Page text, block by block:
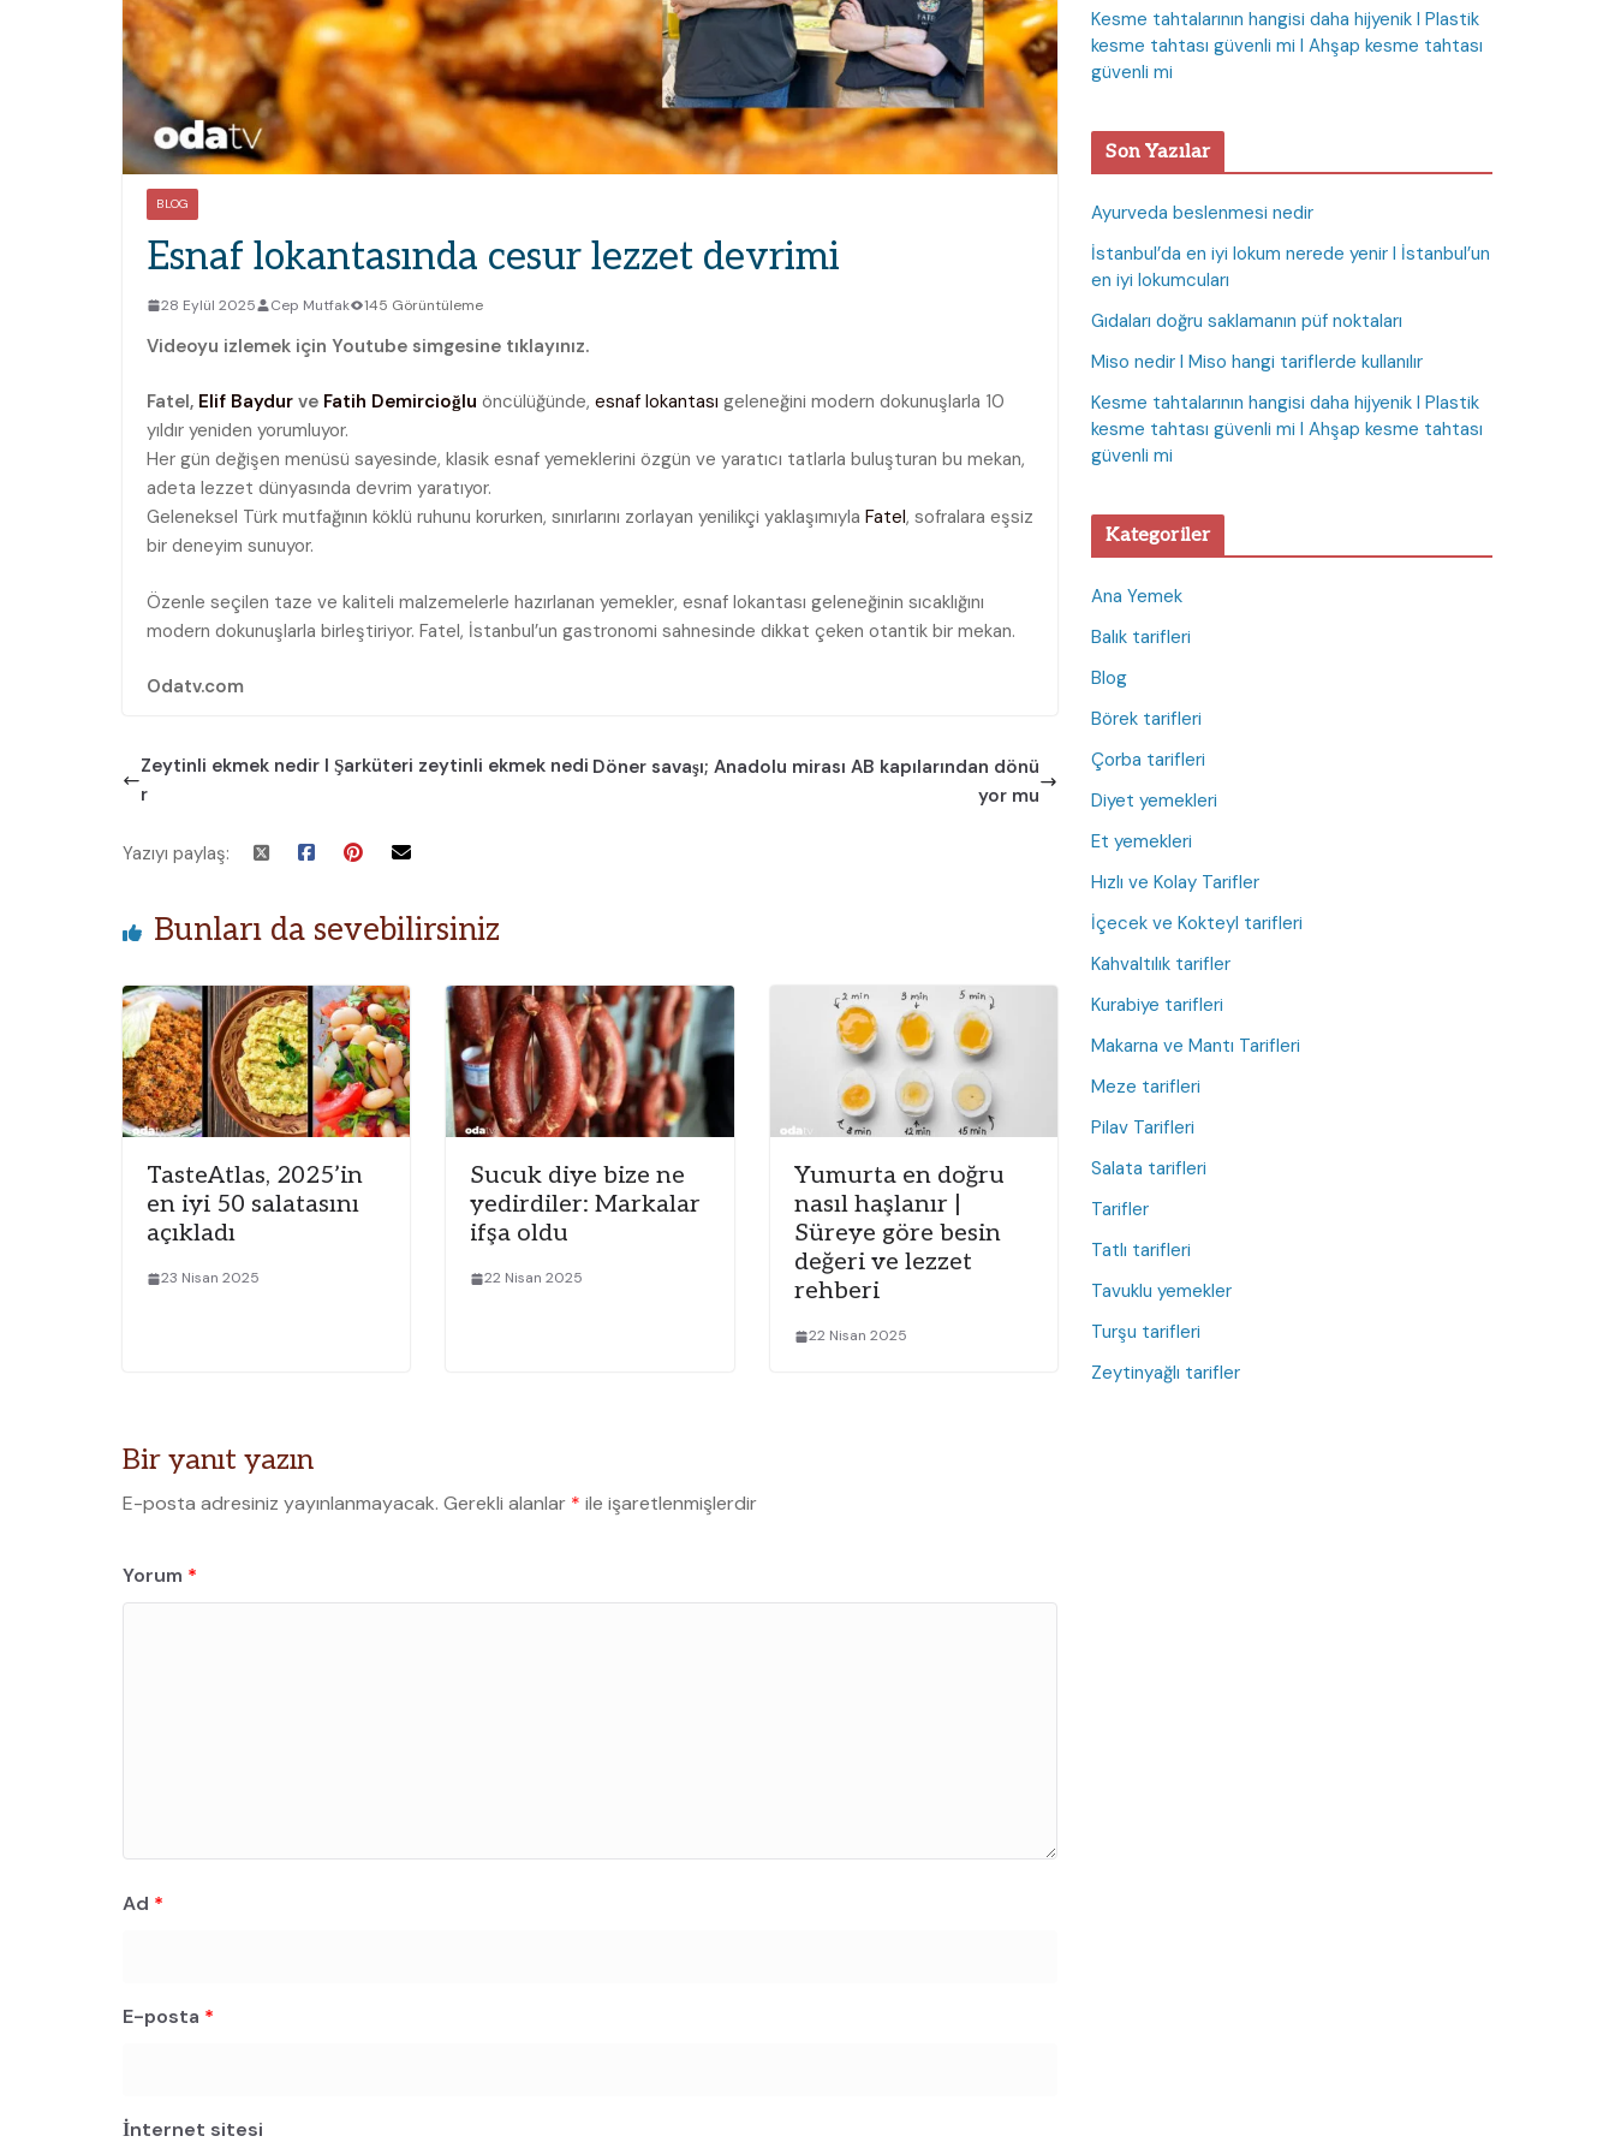
BLOG
Esnaf lokantasında cesur lezzet devrimi
28 Eylül 2025 Cep Mutfak 145 Görüntüleme
Videoyu izlemek için Youtube simgesine tıklayınız.
Fatel, Elif Baydur ve Fatih Demircioğlu öncülüğünde, esnaf lokantası geleneğini modern dokunuşlarla 10
yıldır yeniden yorumluyor.
Her gün değişen menüsü sayesinde, klasik esnaf yemeklerini özgün ve yaratıcı tatlarla buluşturan bu mekan,
adeta lezzet dünyasında devrim yaratıyor.
Geleneksel Türk mutfağının köklü ruhunu korurken, sınırlarını zorlayan yenilikçi yaklaşımıyla Fatel, sofralara eşsiz
bir deneyim sunuyor.
Özenle seçilen taze ve kaliteli malzemelerle hazırlanan yemekler, esnaf lokantası geleneğinin sıcaklığını
modern dokunuşlarla birleştiriyor. Fatel, İstanbul’un gastronomi sahnesinde dikkat çeken otantik bir mekan.
Odatv.com
Zeytinli ekmek nedir I Şarküteri zeytinli ekmek nedi
r
Döner savaşı; Anadolu mirası AB kapılarından dönü
yor mu
Yazıyı paylaş:
Bunları da sevebilirsiniz
TasteAtlas, 2025’in
en iyi 50 salatasını
açıkladı
23 Nisan 2025
Sucuk diye bize ne
yedirdiler: Markalar
ifşa oldu
22 Nisan 2025
Yumurta en doğru
nasıl haşlanır |
Süreye göre besin
değeri ve lezzet
rehberi
22 Nisan 2025
Bir yanıt yazın
E-posta adresiniz yayınlanmayacak. Gerekli alanlar * ile işaretlenmişlerdir
Yorum *
Ad *
E-posta *
İnternet sitesi
Kesme tahtalarının hangisi daha hijyenik I Plastik
kesme tahtası güvenli mi I Ahşap kesme tahtası
güvenli mi
Son Yazılar
Ayurveda beslenmesi nedir
İstanbul’da en iyi lokum nerede yenir I İstanbul’un
en iyi lokumcuları
Gıdaları doğru saklamanın püf noktaları
Miso nedir I Miso hangi tariflerde kullanılır
Kesme tahtalarının hangisi daha hijyenik I Plastik
kesme tahtası güvenli mi I Ahşap kesme tahtası
güvenli mi
Kategoriler
Ana Yemek
Balık tarifleri
Blog
Börek tarifleri
Çorba tarifleri
Diyet yemekleri
Et yemekleri
Hızlı ve Kolay Tarifler
İçecek ve Kokteyl tarifleri
Kahvaltılık tarifler
Kurabiye tarifleri
Makarna ve Mantı Tarifleri
Meze tarifleri
Pilav Tarifleri
Salata tarifleri
Tarifler
Tatlı tarifleri
Tavuklu yemekler
Turşu tarifleri
Zeytinyağlı tarifler